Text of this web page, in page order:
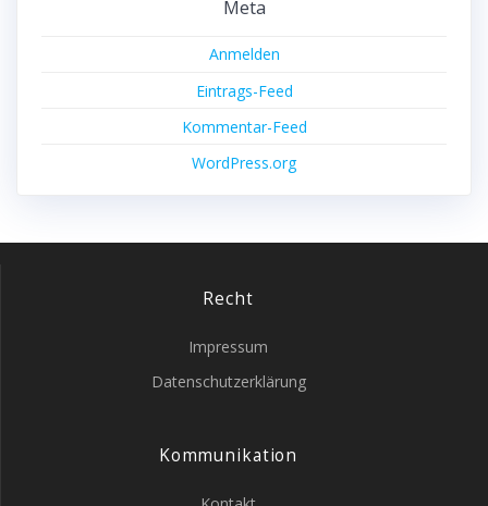
Meta
Anmelden
Eintrags-Feed
Kommentar-Feed
WordPress.org
Recht
Impressum
Datenschutzerklärung
Kommunikation